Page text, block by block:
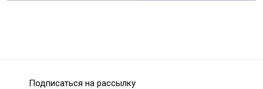
Подписаться на рассылку